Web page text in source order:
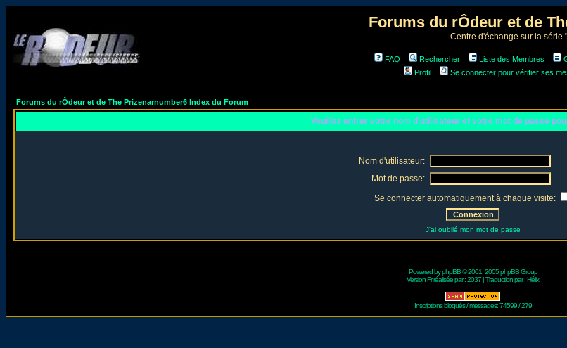
Forums du rÔdeur et de
Centre d'échange sur la série
FAQ Rechercher Liste des Membres
Profil
Se connecter pour vérifier ses
Forums du rÔdeur et de The Prizenarnumber6 Index du Forum
Veuillez entrer votre nom d'utilisateur et votre mot de passe
Nom d'utilisateur:
Mot de passe:
Se connecter automatiquement à chaque visite:
J'ai oublié mon mot de passe
Powered byphpBB© 2001, 2005 phpBB Group
Version Fr réalisée par :2037 | Traduction par :Hélix
Inscriptions bloqués / messages: 74599 / 279